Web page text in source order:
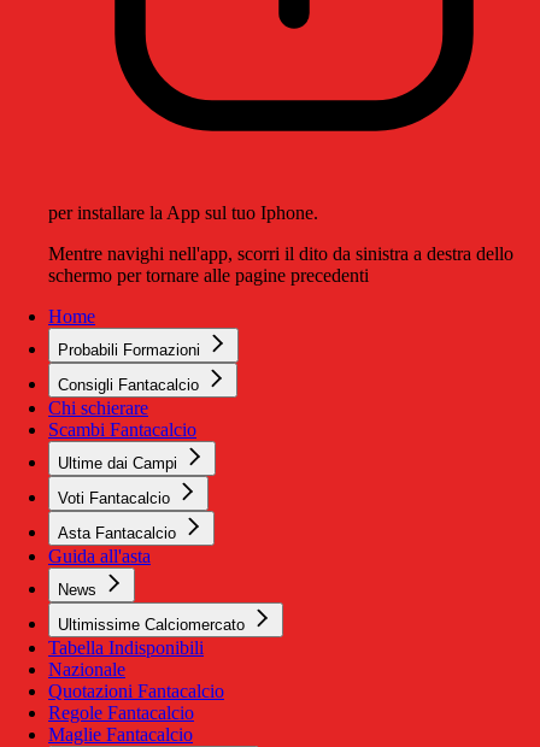
per installare la App sul tuo Iphone.
Mentre navighi nell'app, scorri il dito da sinistra a destra dello
schermo per tornare alle pagine precedenti
Home
Probabili Formazioni
Consigli Fantacalcio
Chi schierare
Scambi Fantacalcio
Ultime dai Campi
Voti Fantacalcio
Asta Fantacalcio
Guida all'asta
News
Ultimissime Calciomercato
Tabella Indisponibili
Nazionale
Quotazioni Fantacalcio
Regole Fantacalcio
Maglie Fantacalcio